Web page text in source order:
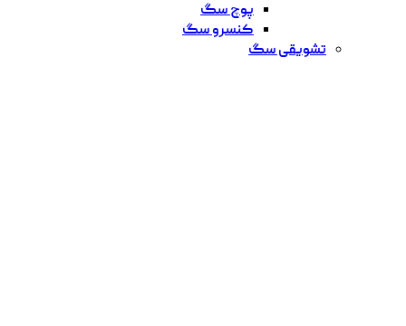
پوچ سگ
کنسرو سگ
تشویقی سگ